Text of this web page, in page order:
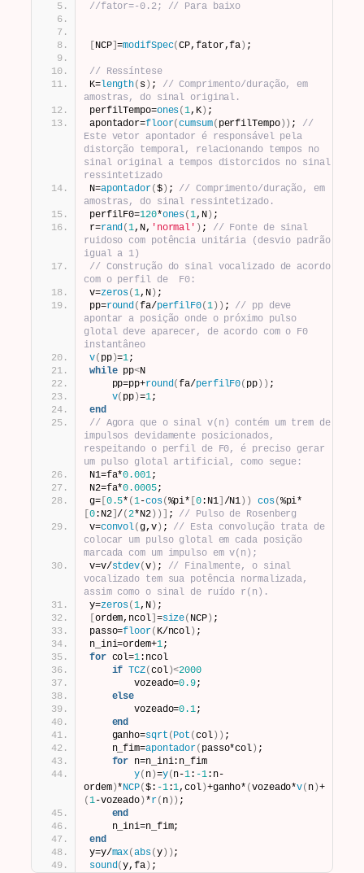
//fator=-0.2; // Para baixo
NCP]=modifSpec(CP,fator,fa ) ;
// Ressíntese
K=length( s) ; // Comprimento/duração, em
amostras, do sinal original.
perfilTempo=ones(1,K) ;
apontador=floor(cumsum( perfilTempo)) ; //
Este vetor apontador é responsável pela
distorção temporal, relacionando tempos no
sinal original a tempos distorcidos no sinal
ressintetizado
N=apontador($) ; // Comprimento/duração, em
amostras, do sinal ressintetizado.
perfilF0=120*ones(1,N) ;
r=rand(1,N, 'normal' ) ; // Fonte de sinal
ruidoso com potência unitária (desvio padrão
igual a 1)
// Construção do sinal vocalizado de acordo
com o perfil de  F0:
v=zeros(1,N) ;
pp=round(fa/perfilF0(1)) ; // pp deve
apontar a posição onde o próximo pulso
glotal deve aparecer, de acordo com o F0
instantâneo
v( pp)=1;
while pp<N
    pp=pp+
round(fa/perfilF0( pp)) ;
v( pp )=1;
end
// Agora que o sinal v(n) contém um trem de
impulsos devidamente posicionados,
respeitando o perfil de F0, é preciso gerar
um pulso glotal artificial, como segue:
N1=fa*0.001;
N2=fa*0.0005;
g=[ 0.5* (1-cos(%pi* [0:N1] /N1 )) cos(%pi*
0:N2]/ (2*N2))] ; // Pulso de Rosenberg
v=convol(g,v) ; // Esta convolução trata de
colocar um pulso glotal em cada posição
marcada com um impulso em v(n);
v=v/stdev(v) ;
// Finalmente, o sinal
vocalizado tem sua potência normalizada,
assim como o sinal de ruído r(n).
y=zeros(1,N) ;
ordem,ncol] =size( NCP) ;
passo=floor( K/ncol ) ;
n_ini=ordem+1;
for col=1:ncol
if TCZ(col)<2000
        vozeado=
0.9;
else
        vozeado=
0.1;
end
    ganho=
sqrt (Pot (col)) ;
    n_fim=
apontador( passo*col ) ;
for n=n_ini:n_fim
y( n)=y(n-1: -1:n-
ordem)*NCP($: -1:1,col)+ganho* (vozeado*v( n )+
(1-vozeado ) *r( n)) ;
end
    n_ini=n_fim;
end
y=y/max(abs(y)) ;
sound(y,fa) ;